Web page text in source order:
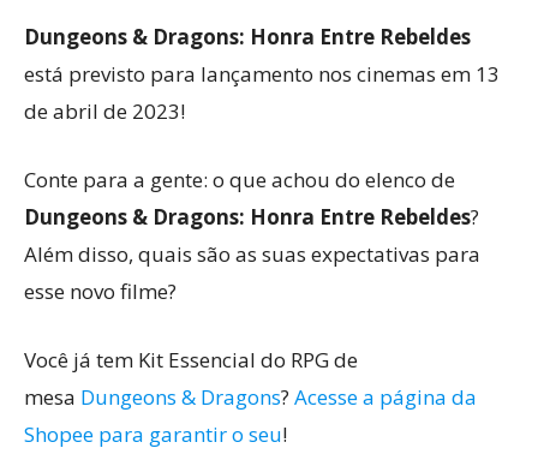
Dungeons & Dragons: Honra Entre Rebeldes
está previsto para lançamento nos cinemas em 13
de abril de 2023!
Conte para a gente: o que achou do elenco de
Dungeons & Dragons: Honra Entre Rebeldes?
Além disso, quais são as suas expectativas para
esse novo filme?
Você já tem Kit Essencial do RPG de
mesa Dungeons & Dragons? Acesse a página da
Shopee para garantir o seu!